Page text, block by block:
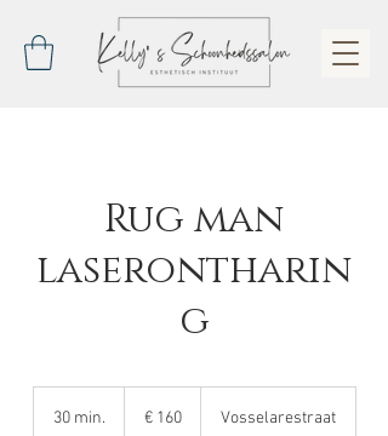
Rug man
laserontharin
g
30 min. € 160 Vosselarestraat